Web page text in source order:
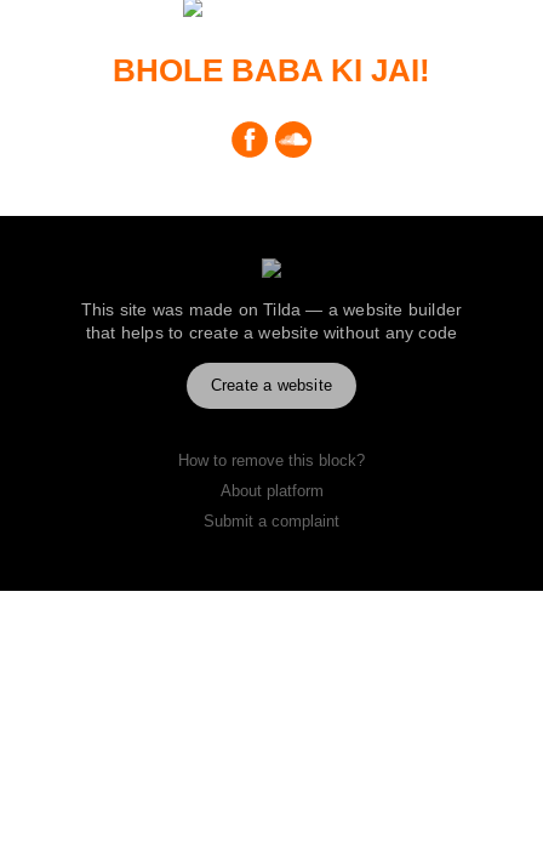
BHOLE BABA KI JAI!
This site was made onTilda — a website builder
that helps to create a website without any code
Create a website
How to remove this block?
About platform
Submit a complaint